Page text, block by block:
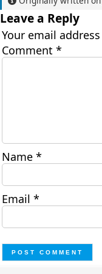
Leave a Reply
Your email
Comment *
Name *
Email *